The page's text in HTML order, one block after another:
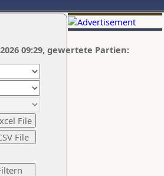
09:29, gewertete Partien: